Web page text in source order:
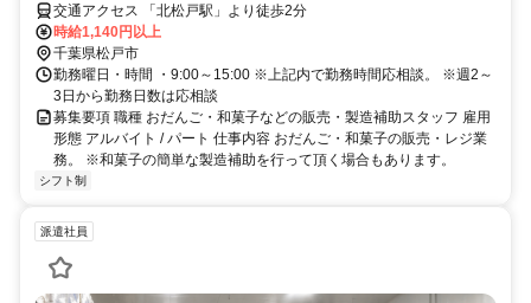
交通アクセス 「北松戸駅」より徒歩2分
時給1,140円以上
千葉県松戸市
勤務曜日・時間 ・9:00～15:00 ※上記内で勤務時間応相談。 ※週2～
3日から勤務日数は応相談
募集要項 職種 おだんご・和菓子などの販売・製造補助スタッフ 雇用
形態 アルバイト / パート 仕事内容 おだんご・和菓子の販売・レジ業
務。 ※和菓子の簡単な製造補助を行って頂く場合もあります。
シフト制
派遣社員